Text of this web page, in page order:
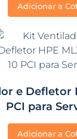
Adicionar a
e Defletor
PCI para
Adicionar a